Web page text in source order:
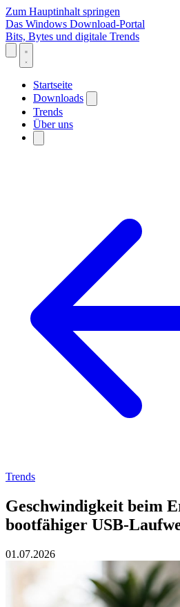
Zum Hauptinhalt springen
Das Windows Download-Portal
Bits, Bytes und digitale Trends
Startseite
Downloads
Trends
Über uns
Trends
Geschwindigkeit beim
bootfähiger USB-
01.07.2026